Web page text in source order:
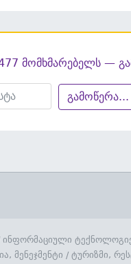
მომხმარებელს —
გამოწერა...
ინფორმაციული
მენეჯმენტი / ტურიზმი,